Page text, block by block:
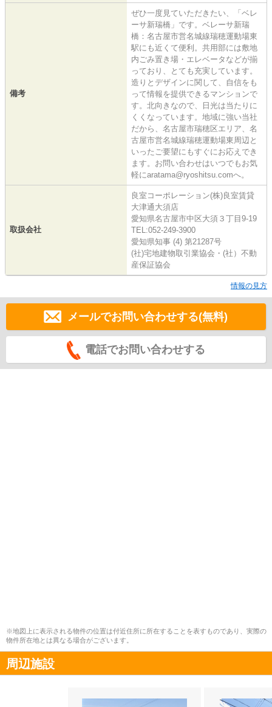
備考
ぜひ一度見ていただきたい、「ベレ
ーサ新瑞橋」です。ベレーサ新瑞
橋：名古屋市営名城線瑞穂運動場東
駅にも近くて便利。共用部には敷地
内ごみ置き場・エレベータなどが揃
っており、とても充実しています。
造りとデザインに関して、自信をも
って情報を提供できるマンションで
す。北向きなので、日光は当たりに
くくなっています。地域に強い当社
だから、名古屋市瑞穂区エリア、名
古屋市営名城線瑞穂運動場東周辺と
いったご要望にもすぐにお応えでき
ます。お問い合わせはいつでもお気
軽にaratama@ryoshitsu.comへ。
取扱会社
良室コーポレーション(株)良室賃貸
大津通大須店
愛知県名古屋市中区大須３丁目9-19
TEL:052-249-3900
愛知県知事 (4) 第21287号
(社)宅地建物取引業協会・(社）不動
産保証協会
情報の見方
メールでお問い合わせする(無料)
電話でお問い合わせする
※地図上に表示される物件の位置は付近住所に所在することを表すものであり、実際の
物件所在地とは異なる場合がございます。
周辺施設